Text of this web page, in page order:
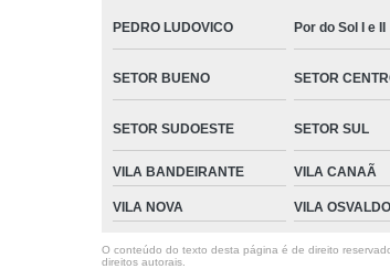
PEDRO LUDOVICO Por do Sol I e II
SETOR BUENO SETOR
SETOR SUDOESTE SETOR SUL
VILA BANDEIRANTE VILA CANAÃ
VILA NOVA VILA
O conteúdo do texto desta página é de direito
direitos autorais